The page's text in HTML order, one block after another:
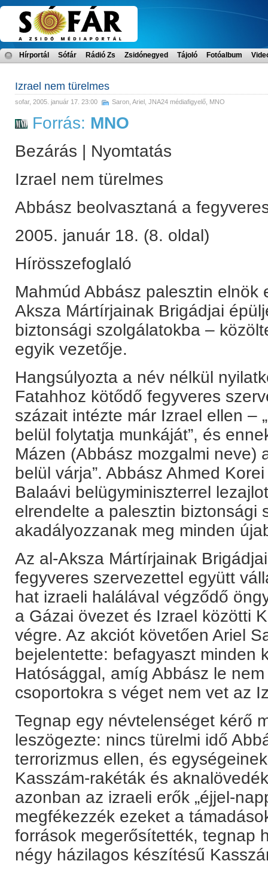
Hírportál Sófár Rádió Zs Zsidónegyed Tájoló Fotóalbum
Izrael nem türelmes
sofar, 2005. január 17. 23:00 Saron, Ariel JNA24 médiafigyelő MNO
Forrás: MNO
Bezárás | Nyomtatás
Izrael nem türelmes
Abbász beolvasztaná a
2005. január 18. (8. oldal)
Hírösszefoglaló
Mahmúd Abbász palesztin elnök
Aksza Mártírjainak Brigádjai
biztonsági szolgálatokba –
egyik vezetője.
Hangsúlyozta a név nélkül
Fatahhoz kötődő fegyveres
százait intézte már Izrael ellen –
belül folytatja munkáját”, és
Mázen (Abbász mozgalmi neve)
belül várja”. Abbász Ahmed
Balaávi belügyminiszterrel
elrendelte a palesztin biztonsági
akadályozzanak meg minden
Az al-Aksza Mártírjainak
fegyveres szervezettel együtt
hat izraeli halálával végződő
a Gázai övezet és Izrael közötti
végre. Az akciót követően Ariel
bejelentette: befagyaszt minden
Hatósággal, amíg Abbász le
csoportokra s véget nem vet az
Tegnap egy névtelenséget kérő
leszögezte: nincs türelmi idő
terrorizmus ellen, és
Kasszám-rakéták és
azonban az izraeli erők „éjjel-
megfékezzék ezeket a
források megerősítették, tegnap
négy házilagos készítésű